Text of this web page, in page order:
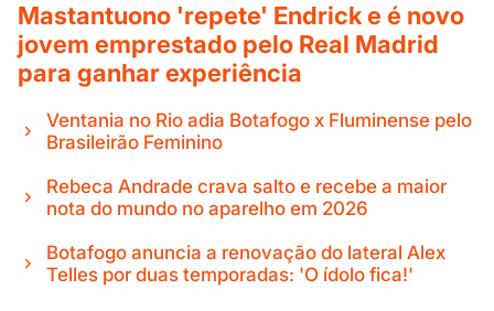
Mastantuono 'repete' Endrick e é novo
jovem emprestado pelo Real Madrid
para ganhar experiência
Ventania no Rio adia Botafogo x Fluminense pelo
Brasileirão Feminino
Rebeca Andrade crava salto e recebe a maior
nota do mundo no aparelho em 2026
Botafogo anuncia a renovação do lateral Alex
Telles por duas temporadas: 'O ídolo fica!'